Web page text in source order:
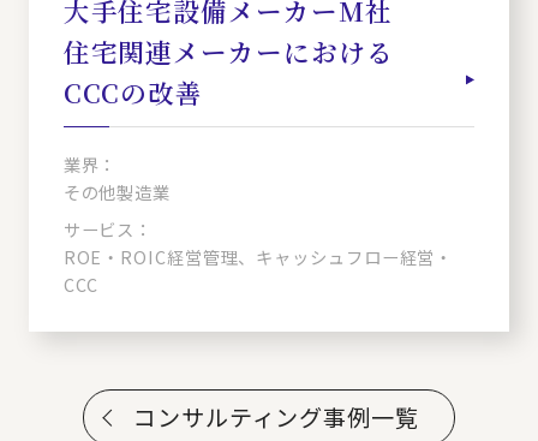
大手住宅設備メーカーM社
住宅関連メーカーにおける
CCCの改善
業界：
その他製造業
サービス：
ROE・ROIC経営管理、キャッシュフロー経営・
CCC
コンサルティング事例一覧